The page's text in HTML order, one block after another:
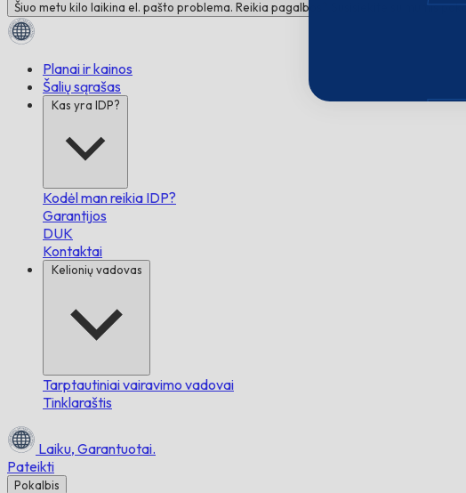
Šiuo metu kilo laikina el. pašto problema. Reikia pagalbos? Susisiekite su mumis
Planai ir kainos
Šalių sąrašas
Kas yra IDP?
Kodėl man reikia IDP?
Garantijos
DUK
Kontaktai
Kelionių vadovas
Tarptautiniai vairavimo vadovai
Tinklaraštis
Laiku, Garantuotai.
Pateikti
Pokalbis